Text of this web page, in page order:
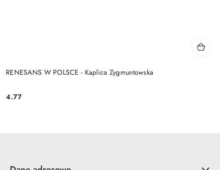
RENESANS W POLSCE - Kaplica Zygmuntowska
Cena:
4.77